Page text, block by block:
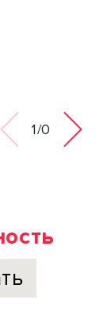
1/0